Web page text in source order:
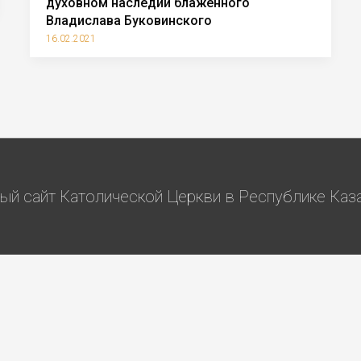
Владислава Буковинского
16.02.2021
сайт Католической Церкви в Республике